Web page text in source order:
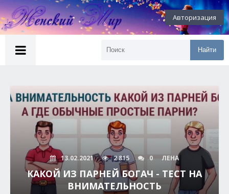
Авторизация
Найти
13.02.2021 2 815 0 ЛЕНА
КАКОЙ ИЗ ПАРНЕЙ БОГАЧ - ТЕСТ НА
ВНИМАТЕЛЬНОСТЬ